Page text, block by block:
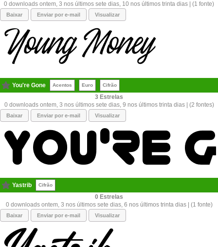
0 downloads ontem, 3 nos últimos sete dias, 10 nos últimos trinta dias | (1 fonte)
Baixar Enviar por e-mail Visualizar
You're Gone Acentos Euro Cifrão
3
0 downloads ontem, 3 nos últimos sete dias, 9 nos últimos trinta dias | (2 fontes)
Baixar Enviar por e-mail Visualizar
Yastrib Cifrão
0
0 downloads ontem, 3 nos últimos sete dias, 6 nos últimos trinta dias | (1 fonte)
Baixar Enviar por e-mail Visualizar